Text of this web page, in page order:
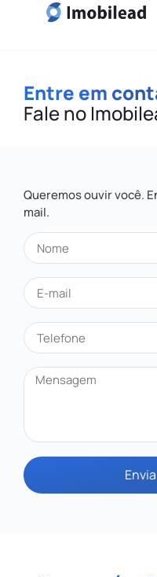
Entre em
Fale no
Queremos ouvir você.
mail.